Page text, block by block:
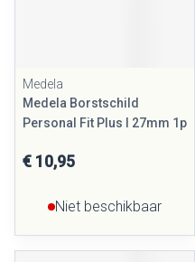
Medela
Medela Borstschild
Personal Fit Plus l 27mm 1p
€ 10,95
Niet beschikbaar